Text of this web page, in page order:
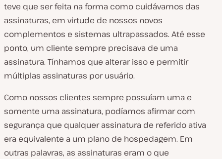
teve que ser feita na forma como cuidávamos das
assinaturas, em virtude de nossos novos
complementos e sistemas ultrapassados. Até esse
ponto, um cliente sempre precisava de uma
assinatura. Tínhamos que alterar isso e permitir
múltiplas assinaturas por usuário.
Como nossos clientes sempre possuíam uma e
somente uma assinatura, podíamos afirmar com
segurança que qualquer assinatura de referido ativa
era equivalente a um plano de hospedagem. Em
outras palavras, as assinaturas eram o que